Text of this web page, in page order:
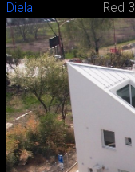
Diela Red 3